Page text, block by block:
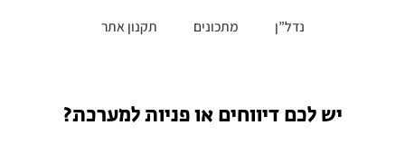
נדל”ן
מתכונים תקנון אתר
יש לכם דיווחים או פניות למערכת?